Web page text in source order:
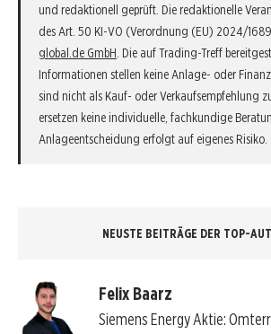
und redaktionell geprüft. Die redaktionelle
des Art. 50 KI-VO (Verordnung (EU) 2024/
global.de GmbH . Die auf Trading-Treff
Informationen stellen keine Anlage- oder
sind nicht als Kauf- oder Verkaufsempfehlung
ersetzen keine individuelle, fachkundige
Anlageentscheidung erfolgt auf eigenes Risiko.
NEUSTE BEITRÄGE DER TOP-
Felix Baarz
Siemens Energy Aktie: